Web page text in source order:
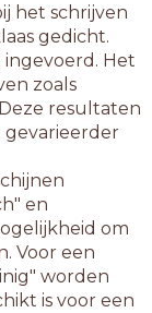
het schrijven
gedicht.
Het
zoals
resultaten
gevarieerder
en
om
Voor een
worden
is voor een